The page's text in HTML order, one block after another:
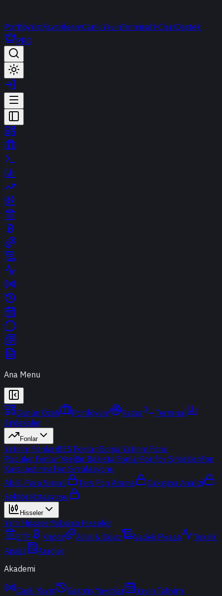
PortföyümFavorilerimCanlı YayınTerminalt-ChatDestek
PRO
Ana Menu
Günün Özeti Portföyüm Radar
Terminal
Endeksler
Fonlar
Yatırım FonlarıBES FonlarıBorsa Yatırım Fonu
Popüler Fonlar YeniBir Bakışta FonlarPortföy ŞirketleriFon
KarşılaştırmaFon Simülasyonu
Akıllı Para Sinyali
Ters Fon Arama
Çakışma Analizi
Sektör Rotasyonu
Hisseler
Yerli HisselerYabancı Hisseler
ETF
Kripto Altın & Döviz Vadeli Piyasa
Teknik
Analiz
Araçlar
Akademi
Canlı Yayın Geçmiş Yayınlar
Yayın Takvimi